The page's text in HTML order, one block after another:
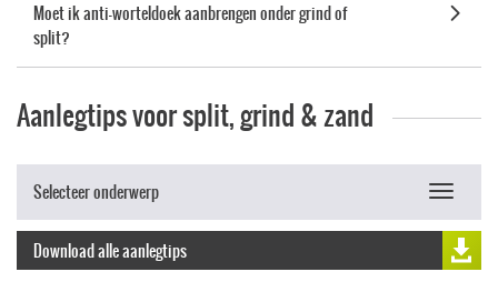
Moet ik anti-worteldoek aanbrengen onder grind of
split?
Aanlegtips voor split, grind & zand
Selecteer onderwerp
Toggle
Download alle aanlegtips